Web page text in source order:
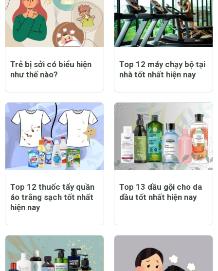
Trẻ bị sởi có biểu hiện
như thế nào?
Top 12 máy chạy bộ tại
nhà tốt nhất hiện nay
Top 12 thuốc tẩy quần
áo trắng sạch tốt nhất
hiện nay
Top 13 dầu gội cho da
dầu tốt nhất hiện nay